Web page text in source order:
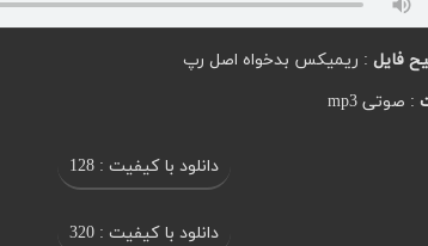
فایل : ریمیکس بدخواه اصل رپ
: صوتی mp3
دانلود با کیفیت : 128
دانلود با کیفیت : 320